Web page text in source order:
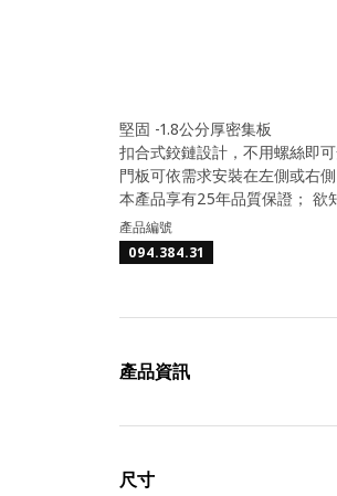
堅固 -1.8公分厚密集板
扣合式鉸鏈設計，不用螺絲即
門板可依需求安裝在左側或右側
本產品享有25年品質保證； 欲
產品編號
094.384.31
產品資訊
尺寸